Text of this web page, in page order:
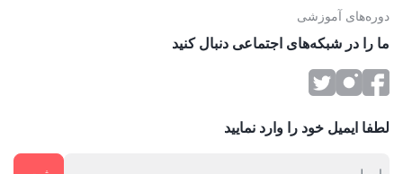
دوره‌های آموزشی
ما را در شبکه‌های اجتماعی دنبال کنید
لطفا ایمیل خود را وارد نمایید